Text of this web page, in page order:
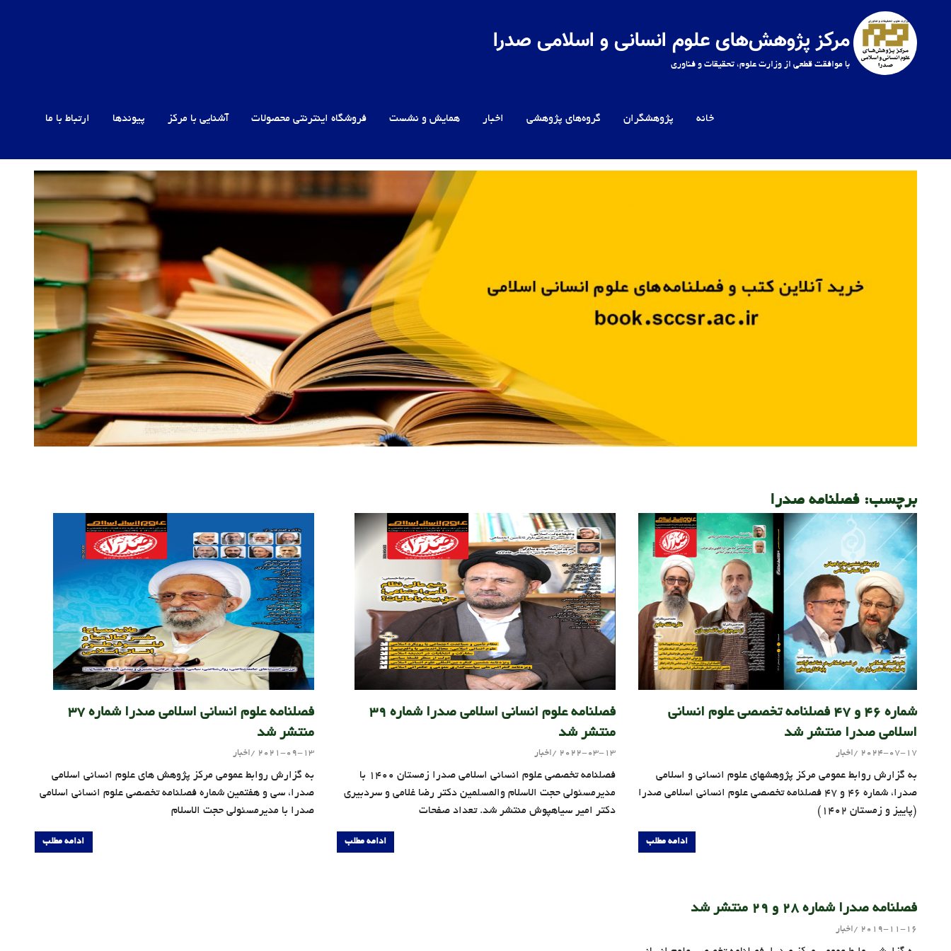
مرکز پژوهش‌های علوم انسانی و اسلامی صدرا
با موافقت قطعی از وزارت علوم، تحقیقات و فناوری
خانه پژوهشگران گروه‌های پژوهشی اخبار همایش و نشست فروشگاه اینترنتی محصولات آشنایی با مرکز پیوندها ارتباط با ما
برچسب: فصلنامه صدرا
شماره 46 و 47 فصلنامه تخصصی علوم انسانی
اسلامی صدرا منتشر شد
2024-07-17 سید مهدی موسوی
اخبار
به گزارش روابط عمومی مرکز پژوهشهای علوم انسانی و اسلامی
صدرا، شماره 46 و 47 فصلنامه تخصصی علوم انسانی اسلامی صدرا
(پاییز و زمستان 1402)
ادامه مطلب
فصلنامه علوم انسانی اسلامی صدرا شماره 39
منتشر شد
2022-03-13
admin
اخبار
فصلنامه تخصصی علوم انسانی اسلامی صدرا زمستان 1400 با
مدیرمسئولی حجت الاسلام والمسلمین دکتر رضا غلامی و سردبیری
دکتر امیر سیاهپوش منتشر شد. تعداد صفحات
ادامه مطلب
فصلنامه علوم انسانی اسلامی صدرا شماره 37
منتشر شد
2021-09-13
admin
اخبار
به گزارش روابط عمومی مرکز پژوهش های علوم انسانی اسلامی
صدرا، سی و هفتمین شماره فصلنامه تخصصی علوم انسانی اسلامی
صدرا با مدیرمسئولی حجت الاسلام
ادامه مطلب
فصلنامه صدرا شماره 28 و 29 منتشر شد
2019-11-16
admin
اخبار